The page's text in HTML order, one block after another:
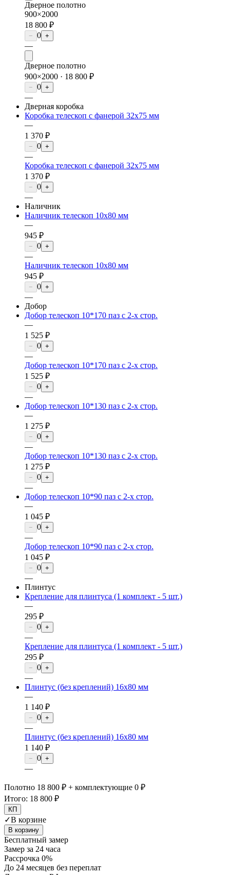
Дверное полотно
900×2000
18 800 ₽
− 0 +
—
Дверное полотно
900×2000 · 18 800 ₽
− 0 +
—
Дверная коробка
Коробка телескоп с фанерой 32х75 мм
—
1 370 ₽
− 0 +
—
Коробка телескоп с фанерой 32х75 мм
1 370 ₽
− 0 +
—
Наличник
Наличник телескоп 10х80 мм
—
945 ₽
− 0 +
—
Наличник телескоп 10х80 мм
945 ₽
− 0 +
—
Добор
Добор телескоп 10*170 паз с 2-х стор.
—
1 525 ₽
− 0 +
—
Добор телескоп 10*170 паз с 2-х стор.
1 525 ₽
− 0 +
—
Добор телескоп 10*130 паз с 2-х стор.
—
1 275 ₽
− 0 +
—
Добор телескоп 10*130 паз с 2-х стор.
1 275 ₽
− 0 +
—
Добор телескоп 10*90 паз с 2-х стор.
—
1 045 ₽
− 0 +
—
Добор телескоп 10*90 паз с 2-х стор.
1 045 ₽
− 0 +
—
Плинтус
Крепление для плинтуса (1 комплект - 5 шт.)
—
295 ₽
− 0 +
—
Крепление для плинтуса (1 комплект - 5 шт.)
295 ₽
− 0 +
—
Плинтус (без креплений) 16х80 мм
—
1 140 ₽
− 0 +
—
Плинтус (без креплений) 16х80 мм
1 140 ₽
− 0 +
—
Полотно 18 800 ₽ + комплектующие 0 ₽
Итого: 18 800 ₽
КП
✓В корзине
В корзину
Бесплатный замер
Замер за 24 часа
Рассрочка 0%
До 24 месяцев без переплат